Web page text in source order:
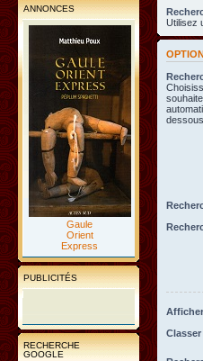
ANNONCES
Gaule
Orient
Express
PUBLICITÉS
RECHERCHE
GOOGLE
Utilisez